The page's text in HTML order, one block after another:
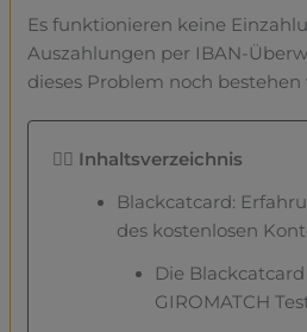
Es funktionieren keine
Auszahlungen per IBAN-
dieses Problem noch
👇🏼 Inhaltsverzeichnis
Blackcatcard:
des kostenlosen
Die
GIROMATCH